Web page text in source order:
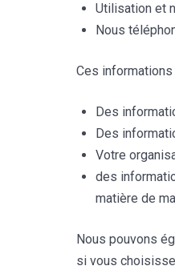
Utilisation et
Nous
Ces
Des
Des
Votre
des
matière de
Nous pouvons
si vous